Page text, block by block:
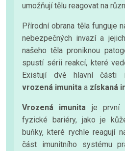
umožňují tělu reagovat na
Přírodní obrana těla funguje
nebezpečných invazí a
našeho těla proniknou
spustí sérii reakcí, které
Existují dvě hlavní části
vrozená imunita a získaná
Vrozená imunita je první
fyzické bariéry, jako je
buňky, které rychle reagují
část imunitního systému